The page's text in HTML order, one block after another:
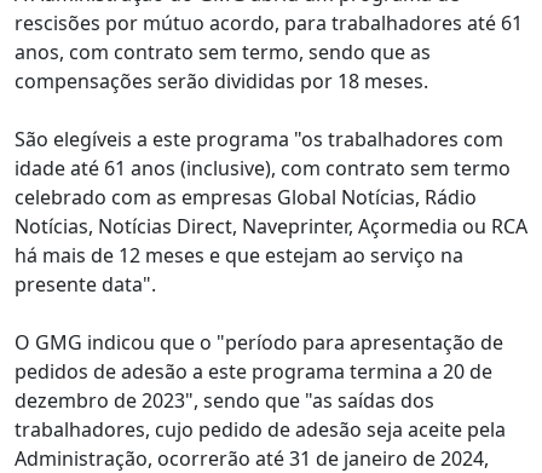
rescisões por mútuo acordo, para trabalhadores até 61
anos, com contrato sem termo, sendo que as
compensações serão divididas por 18 meses.
São elegíveis a este programa "os trabalhadores com
idade até 61 anos (inclusive), com contrato sem termo
celebrado com as empresas Global Notícias, Rádio
Notícias, Notícias Direct, Naveprinter, Açormedia ou RCA
há mais de 12 meses e que estejam ao serviço na
presente data".
O GMG indicou que o "período para apresentação de
pedidos de adesão a este programa termina a 20 de
dezembro de 2023", sendo que "as saídas dos
trabalhadores, cujo pedido de adesão seja aceite pela
Administração, ocorrerão até 31 de janeiro de 2024,